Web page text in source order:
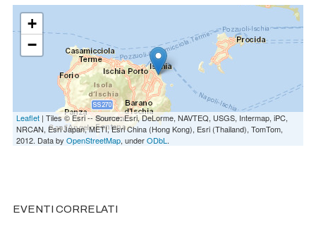
+
−
Leaflet | Tiles © Esri -- Source: Esri, DeLorme, NAVTEQ, USGS, Intermap, iPC,
NRCAN, Esri Japan, METI, Esri China (Hong Kong), Esri (Thailand), TomTom,
2012. Data by OpenStreetMap, underODbL .
EVENTI CORRELATI